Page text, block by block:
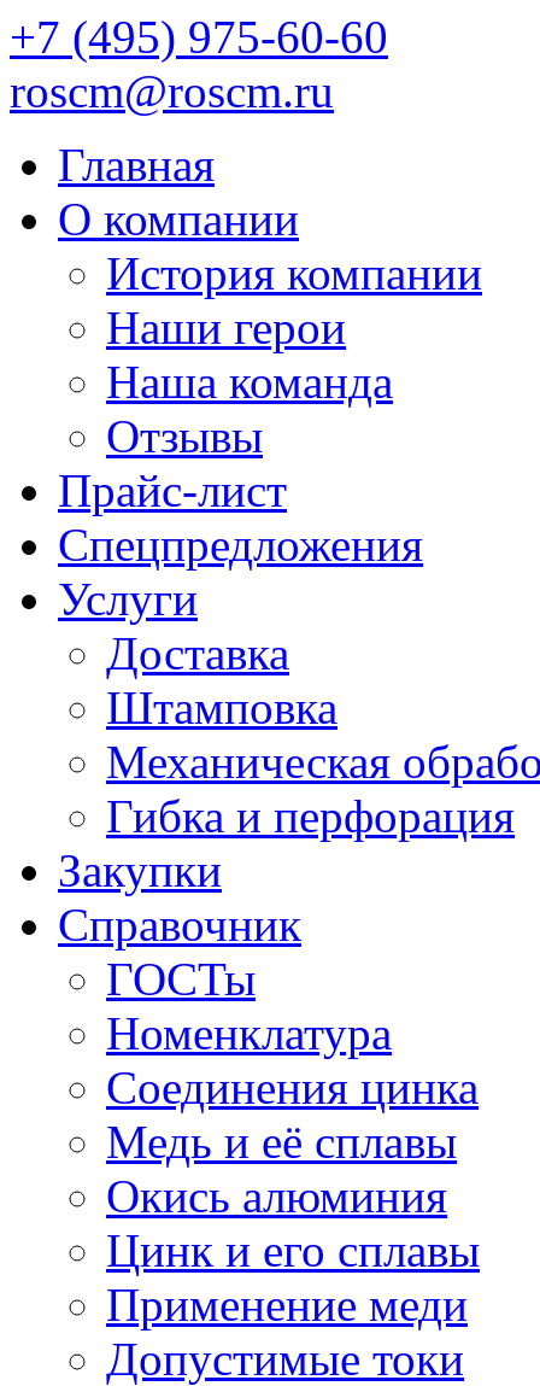
+7 (495) 975-60-60
roscm@roscm.ru
Главная
О компании
История компании
Наши герои
Наша команда
Отзывы
Прайс-лист
Спецпредложения
Услуги
Доставка
Штамповка
Механическая
Гибка и перфорация
Закупки
Справочник
ГОСТы
Номенклатура
Соединения цинка
Медь и её сплавы
Окись алюминия
Цинк и его сплавы
Применение меди
Допустимые токи